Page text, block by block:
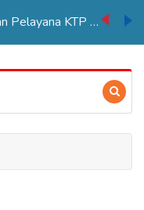
Kadisdukcapil Merauke Tegaskan Pelayana KTP Sesuai SOP